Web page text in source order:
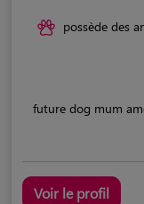
possède des
future dog mum
Voir le profil